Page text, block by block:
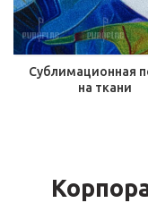
Сублимационная
на ткани